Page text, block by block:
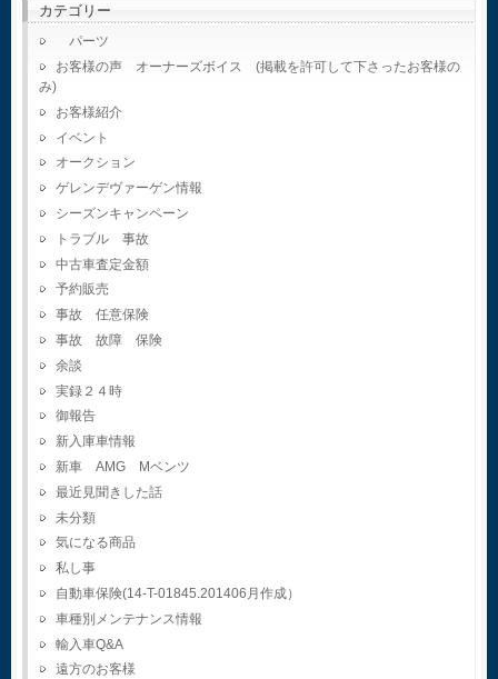
カテゴリー
パーツ
お客様の声 オーナーズボイス (掲載を許可して下さったお客様の
み)
お客様紹介
イベント
オークション
ゲレンデヴァーゲン情報
シーズンキャンペーン
トラブル 事故
中古車査定金額
予約販売
事故 任意保険
事故 故障 保険
余談
実録２４時
御報告
新入庫車情報
新車 AMG Mベンツ
最近見聞きした話
未分類
気になる商品
私し事
自動車保険(14-T-01845.201406月作成）
車種別メンテナンス情報
輸入車Q&A
遠方のお客様